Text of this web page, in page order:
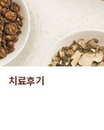
치료후기